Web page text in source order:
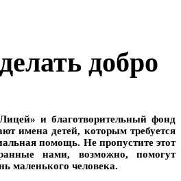
добро
и благотворительный фонд
имена детей, которым требуется
помощь. Не пропустите этот
нами, возможно, помогут
маленького человека.